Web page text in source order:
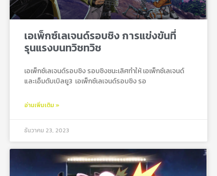
เอเพ็กซ์เลเจนด์รอบชิง การแข่งขันที่
รุนแรงบนทวิชทวิช
เอเพ็กซ์เลเจนด์รอบชิง รอบชิงชนะเลิศทำให้ เอเพ็กซ์เลเจนด์
และเอ็มดับเบิลยู3 เอเพ็กซ์เลเจนด์รอบชิง รอ
อ่านเพิ่มเติม »
ธันวาคม 23, 2023